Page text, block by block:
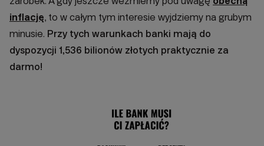
inflację, to w całym tym interesie wyjdziemy na grubym
minusie. Przy tych warunkach banki mają do
dyspozycji 1,536 bilionów złotych praktycznie za
darmo!